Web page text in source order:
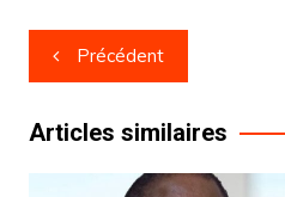
Navigation
de
l’article
Précédent
Articles similaires